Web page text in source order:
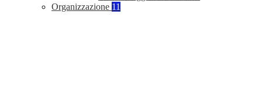
Organizzazione 11